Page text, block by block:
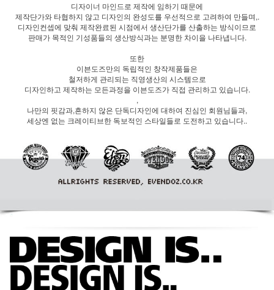
디자이너 마인드로 제작에 임하기 때문에
제작단가와 타협하지 않고 디자인의 완성도를 우선적으로 고려하여 만들며,.
디자인컨셉에 맞춰 제작완료된 시점에서 생산단가를 산출하는 방식이므로
판매가 목적인 기성품들의 생산방식과는 분명한 차이을 나타냅니다.
또한
이븐도즈만의 독립적인 창작제품들은
철저하게 관리되는 직영생산의 시스템으로
디자인하고 제작하는 모든과정을 이븐도즈가 직접 관리하고 있습니다.
,
나만의 핏감과,흔하지 않은 단독디자인에 대하여 진심인 회원님들과,
세상엔 없는 크레이티브한 독보적인 스타일들로 도전하고 있습니다..